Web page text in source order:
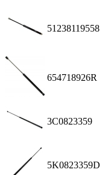
51238119558
654718926R
3C0823359
5K0823359D